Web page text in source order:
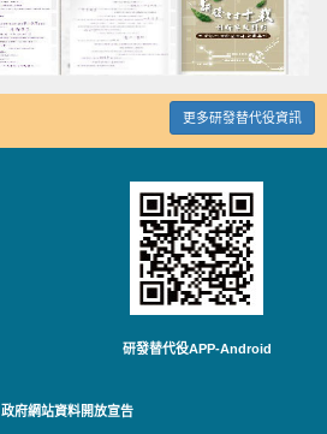
更多研發替代役資訊
研發替代役APP-Android
政府網站資料開放宣告